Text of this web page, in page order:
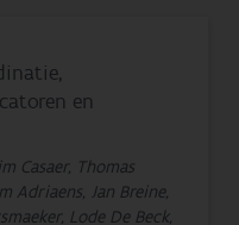
en
Casaer, Thomas
Adriaens, Jan Breine,
Lode De Beck,